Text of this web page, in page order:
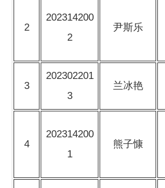
2
202314200
2
尹斯乐
3
202302201
3
兰冰艳
4
202314200
1
熊子慷